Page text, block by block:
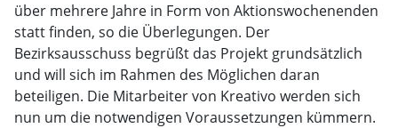
über mehrere Jahre in Form von Aktionswochenenden
statt finden, so die Überlegungen. Der
Bezirksausschuss begrüßt das Projekt grundsätzlich
und will sich im Rahmen des Möglichen daran
beteiligen. Die Mitarbeiter von Kreativo werden sich
nun um die notwendigen Voraussetzungen kümmern.